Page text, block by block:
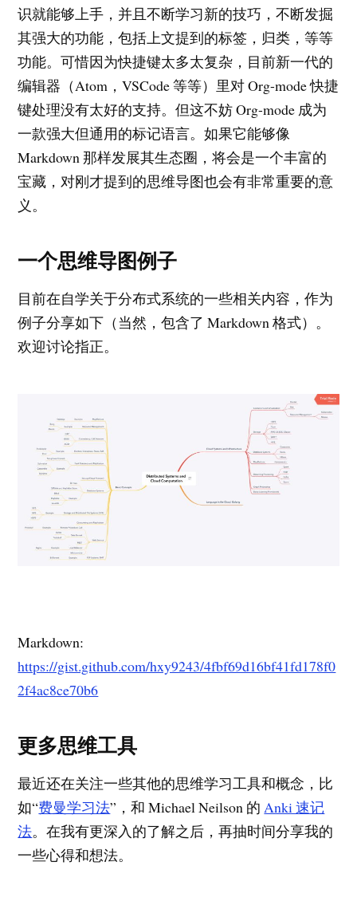
识就能够上手，并且不断学习新的技巧，不断发掘
其强大的功能，包括上文提到的标签，归类，等等
功能。可惜因为快捷键太多太复杂，目前新一代的
编辑器（Atom，VSCode 等等）里对 Org-mode 快捷
键处理没有太好的支持。但这不妨 Org-mode 成为
一款强大但通用的标记语言。如果它能够像
Markdown 那样发展其生态圈，将会是一个丰富的
宝藏，对刚才提到的思维导图也会有非常重要的意
义。
一个思维导图例子
目前在自学关于分布式系统的一些相关内容，作为
例子分享如下（当然，包含了 Markdown 格式）。
欢迎讨论指正。
Markdown:
https://gist.github.com/hxy9243/4fbf69d16bf41fd178f0
2f4ac8ce70b6
更多思维工具
最近还在关注一些其他的思维学习工具和概念，比
如“费曼学习法”，和 Michael Neilson 的 Anki 速记
法。在我有更深入的了解之后，再抽时间分享我的
一些心得和想法。